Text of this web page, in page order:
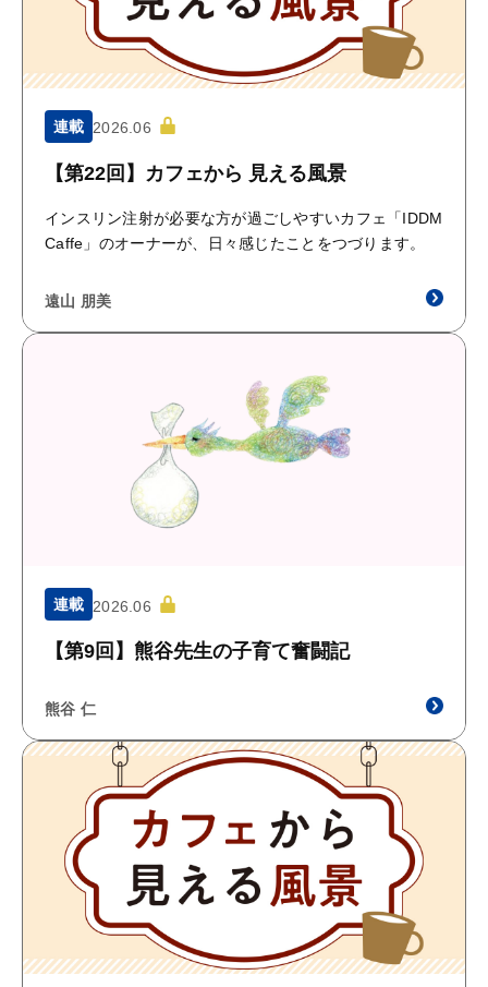
連載 2026.06
【第22回】カフェから 見える風景
インスリン注射が必要な方が過ごしやすいカフェ「IDDM
Caffe」のオーナーが、日々感じたことをつづります。
遠山 朋美
連載 2026.06
【第9回】熊谷先生の子育て奮闘記
熊谷 仁